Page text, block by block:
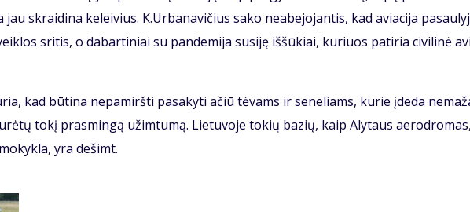
jau skrai­di­na ke­lei­vius. K.Ur­ba­na­vi­čius sa­ko ne­abe­jo­jan­tis, kad avia­ci­ja
sri­tis, o da­bar­ti­niai su pan­de­mi­ja su­si­ję iš­šū­kiai, ku­riuos pa­ti­ria ci­vi­li­nė
kad bū­ti­na ne­pa­mirš­ti pa­sa­ky­ti ačiū tė­vams ir se­ne­liams, ku­rie įde­da
to­kį pras­min­gą už­im­tu­mą. Lie­tu­vo­je to­kių ba­zių, kaip Aly­taus
yra de­šimt.